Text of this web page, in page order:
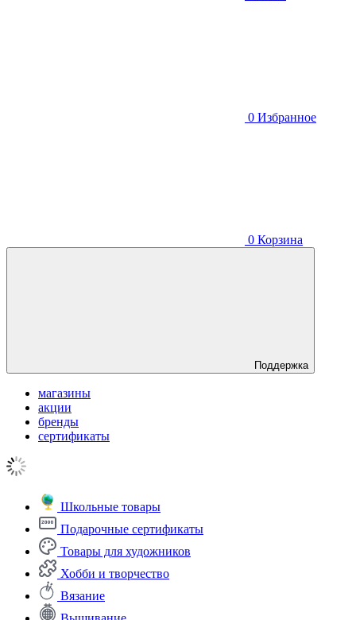
0 Избранное
0 Корзина
Поддержка
магазины
акции
бренды
сертификаты
Школьные товары
Подарочные сертификаты
Товары для художников
Хобби и творчество
Вязание